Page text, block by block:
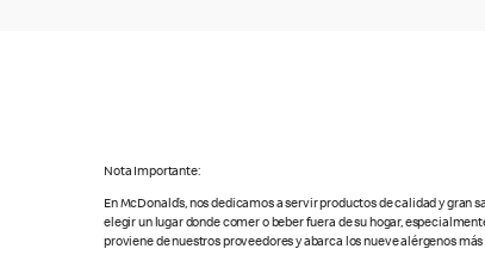
Nota Importante:
En McDonald’s, nos dedicamos a servir productos de calidad y
elegir un lugar donde comer o beber fuera de su hogar,
proviene de nuestros proveedores y abarca los nueve alérgenos